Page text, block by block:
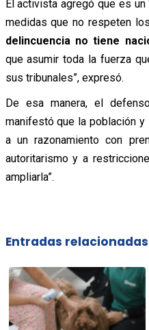
El activista agregó que es un
medidas que no respeten
delincuencia no tiene
que asumir toda la fuerza
sus tribunales”, expresó.
De esa manera, el
manifestó que la población y
a un razonamiento con
autoritarismo y a
ampliarla”.
Entradas